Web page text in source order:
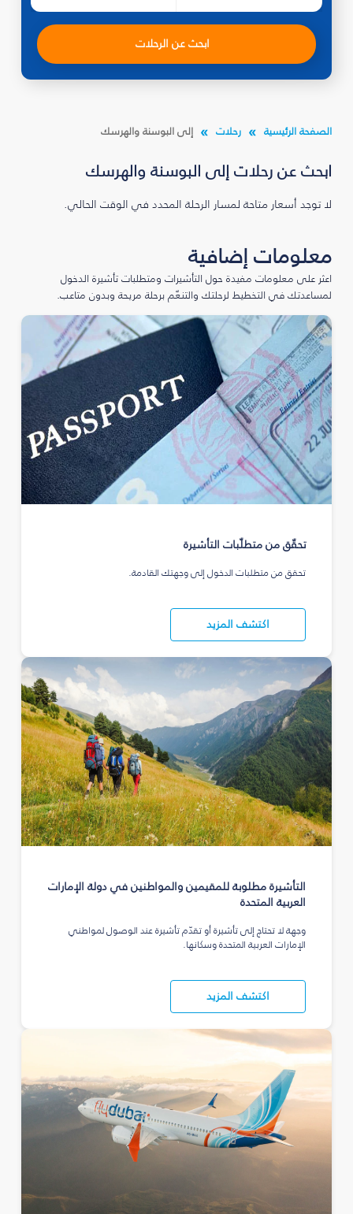
ابحث عن الرحلات
الصفحة الرئيسية رحلات إلى البوسنة والهرسك
ابحث عن رحلات إلى البوسنة والهرسك
لا توجد أسعار متاحة لمسار الرحلة المحدد في الوقت الحالي.
معلومات إضافية
اعثر على معلومات مفيدة حول التأشيرات ومتطلبات تأشيرة الدخول
لمساعدتك في التخطيط لرحلتك والتنعّم برحلة مريحة وبدون متاعب.
تحقّق من متطلّبات التأشيرة
تحقق من متطلبات الدخول إلى وجهتك القادمة.
اكتشف المزيد
التأشيرة مطلوبة للمقيمين والمواطنين في دولة الإمارات
العربية المتحدة
وجهة لا تحتاج إلى تأشيرة أو تقدّم تأشيرة عند الوصول لمواطني
الإمارات العربية المتحدة وسكانها.
اكتشف المزيد